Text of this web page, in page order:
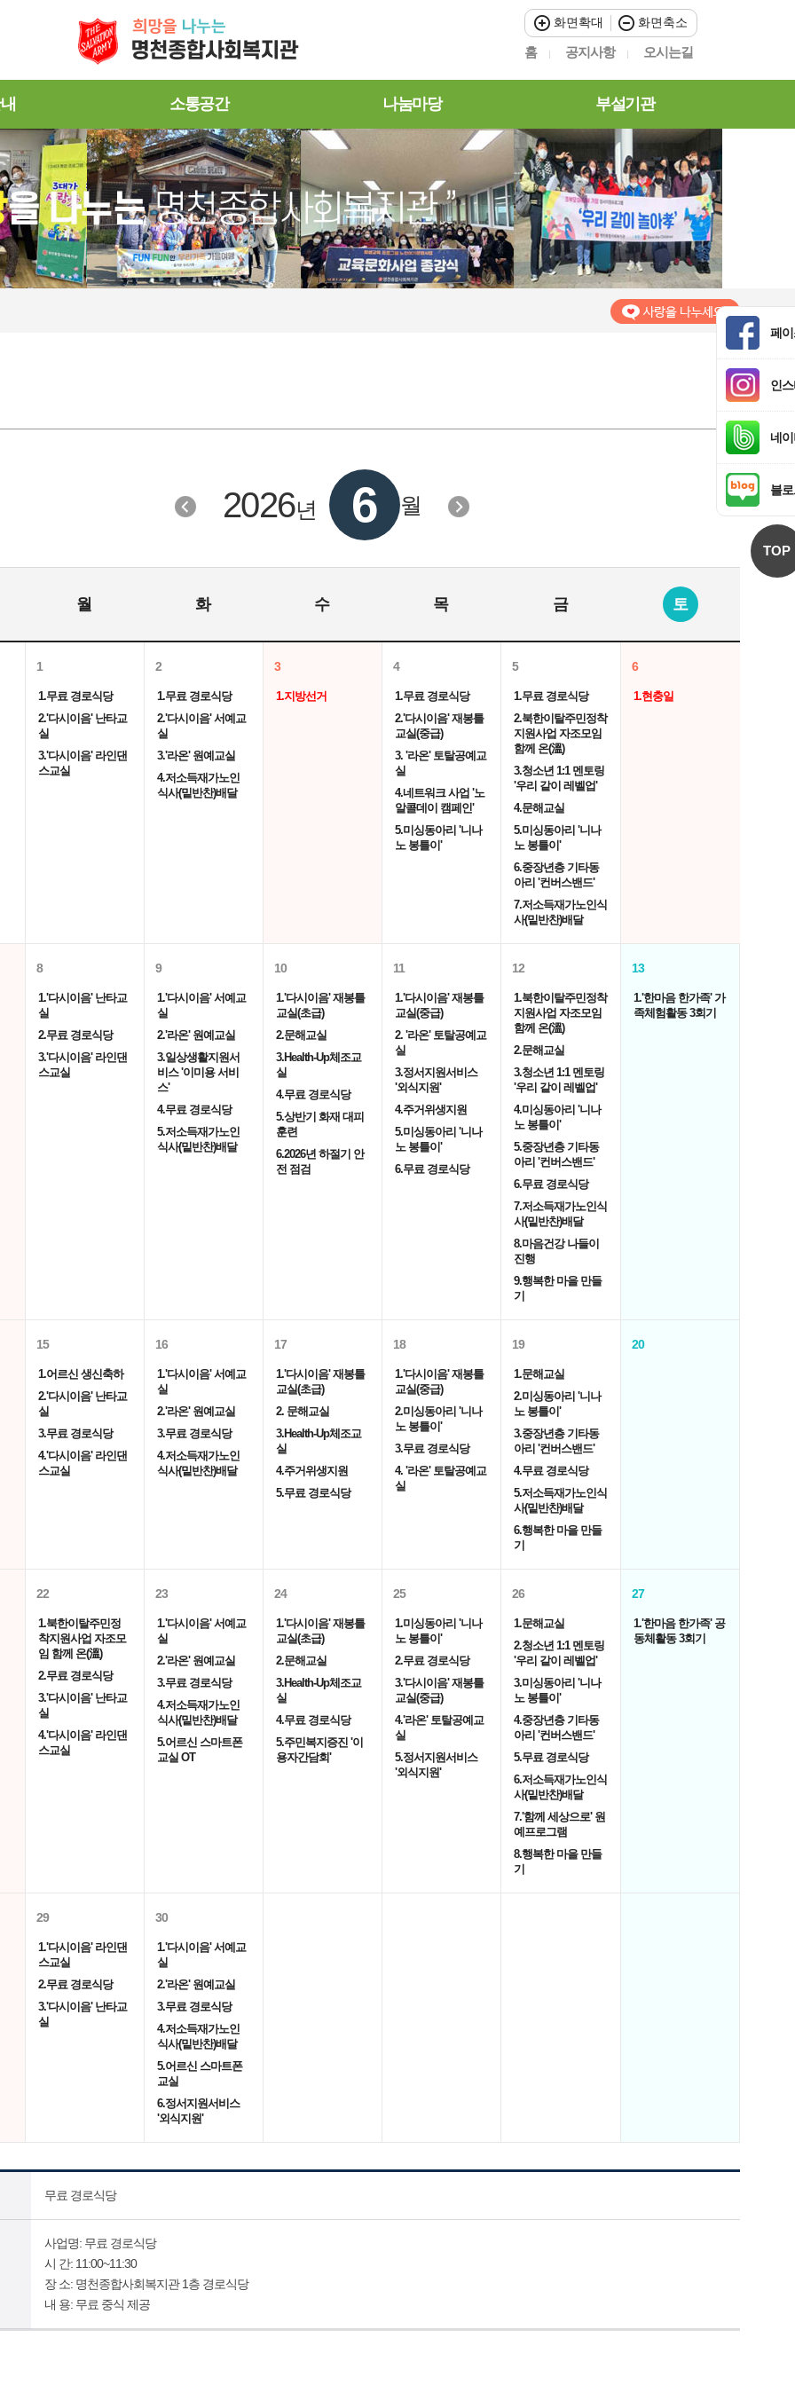
화면확대 화면축소
홈 공지사항 오시는길
소통공간 나눔마당 부설기관
페
인
네
블
TOP
2026년 6 월
월 화 수 목 금 토
1
1.무료 경로식당
2.'다시이음' 난타교
실
3.'다시이음' 라인댄
스교실
2
1.무료 경로식당
2.'다시이음' 서예교
실
3.'라온' 원예교실
4.저소득재가노인
식사(밑반찬)배달
3
1.지방선거
4
1.무료 경로식당
2.'다시이음' 재봉틀
교실(중급)
3. '라온' 토탈공예교
실
4.네트워크 사업 '노
알콜데이 캠페인'
5.미싱동아리 '니나
노 봉틀이'
5
1.무료 경로식당
2.북한이탈주민정착
지원사업 자조모임
함께 온(溫)
3.청소년 1:1 멘토링
'우리 같이 레벨업'
4.문해교실
5.미싱동아리 '니나
노 봉틀이'
6.중장년층 기타동
아리 '컨버스밴드'
7.저소득재가노인식
사(밑반찬)배달
6
1.현충일
8
1.'다시이음' 난타교
실
2.무료 경로식당
3.'다시이음' 라인댄
스교실
9
1.'다시이음' 서예교
실
2.'라온' 원예교실
3.일상생활지원서
비스 '이미용 서비
스'
4.무료 경로식당
5.저소득재가노인
식사(밑반찬)배달
10
1.'다시이음' 재봉틀
교실(초급)
2.문해교실
3.Health-Up체조교
실
4.무료 경로식당
5.상반기 화재 대피
훈련
6.2026년 하절기 안
전 점검
11
1.'다시이음' 재봉틀
교실(중급)
2. '라온' 토탈공예교
실
3.정서지원서비스
'외식지원'
4.주거위생지원
5.미싱동아리 '니나
노 봉틀이'
6.무료 경로식당
12
1.북한이탈주민정착
지원사업 자조모임
함께 온(溫)
2.문해교실
3.청소년 1:1 멘토링
'우리 같이 레벨업'
4.미싱동아리 '니나
노 봉틀이'
5.중장년층 기타동
아리 '컨버스밴드'
6.무료 경로식당
7.저소득재가노인식
사(밑반찬)배달
8.마음건강 나들이
진행
9.행복한 마을 만들
기
13
1.'한마음 한가족' 가
족체험활동 3회기
15
1.어르신 생신축하
2.'다시이음' 난타교
실
3.무료 경로식당
4.'다시이음' 라인댄
스교실
16
1.'다시이음' 서예교
실
2.'라온' 원예교실
3.무료 경로식당
4.저소득재가노인
식사(밑반찬)배달
17
1.'다시이음' 재봉틀
교실(초급)
2. 문해교실
3.Health-Up체조교
실
4.주거위생지원
5.무료 경로식당
18
1.'다시이음' 재봉틀
교실(중급)
2.미싱동아리 '니나
노 봉틀이'
3.무료 경로식당
4. '라온' 토탈공예교
실
19
1.문해교실
2.미싱동아리 '니나
노 봉틀이'
3.중장년층 기타동
아리 '컨버스밴드'
4.무료 경로식당
5.저소득재가노인식
사(밑반찬)배달
6.행복한 마을 만들
기
20
22
1.북한이탈주민정
착지원사업 자조모
임 함께 온(溫)
2.무료 경로식당
3.'다시이음' 난타교
실
4.'다시이음' 라인댄
스교실
23
1.'다시이음' 서예교
실
2.'라온' 원예교실
3.무료 경로식당
4.저소득재가노인
식사(밑반찬)배달
5.어르신 스마트폰
교실 OT
24
1.'다시이음' 재봉틀
교실(초급)
2.문해교실
3.Health-Up체조교
실
4.무료 경로식당
5.주민복지증진 '이
용자간담회'
25
1.미싱동아리 '니나
노 봉틀이'
2.무료 경로식당
3.'다시이음' 재봉틀
교실(중급)
4.'라온' 토탈공예교
실
5.정서지원서비스
'외식지원'
26
1.문해교실
2.청소년 1:1 멘토링
'우리 같이 레벨업'
3.미싱동아리 '니나
노 봉틀이'
4.중장년층 기타동
아리 '컨버스밴드'
5.무료 경로식당
6.저소득재가노인식
사(밑반찬)배달
7.'함께 세상으로' 원
예프로그램
8.행복한 마을 만들
기
27
1.'한마음 한가족' 공
동체활동 3회기
29
1.'다시이음' 라인댄
스교실
2.무료 경로식당
3.'다시이음' 난타교
실
30
1.'다시이음' 서예교
실
2.'라온' 원예교실
3.무료 경로식당
4.저소득재가노인
식사(밑반찬)배달
5.어르신 스마트폰
교실
6.정서지원서비스
'외식지원'
무료 경로식당
사업명: 무료 경로식당
시 간: 11:00~11:30
장 소: 명천종합사회복지관 1층 경로식당
내 용: 무료 중식 제공